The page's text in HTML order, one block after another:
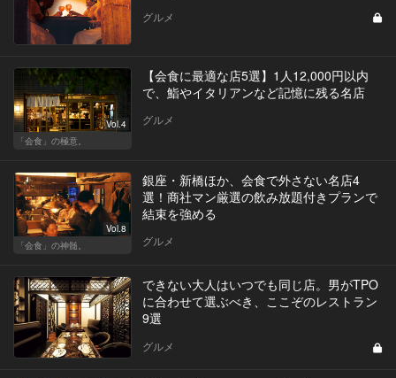
グルメ
Vol.4
「会食」の極意。
【会食に最適な店5選】1人12,000円以内
で、鮨やイタリアンなど記憶に残る名店
グルメ
Vol.8
「会食」の神髄。
銀座・新橋ほか、会食で外さない名店4
選！商社マン厳選の飲み放題付きプランで
結束を強める
グルメ
できない大人はいつでも同じ店。男がTPO
に合わせて選ぶべき、ここぞのレストラン
9選
グルメ